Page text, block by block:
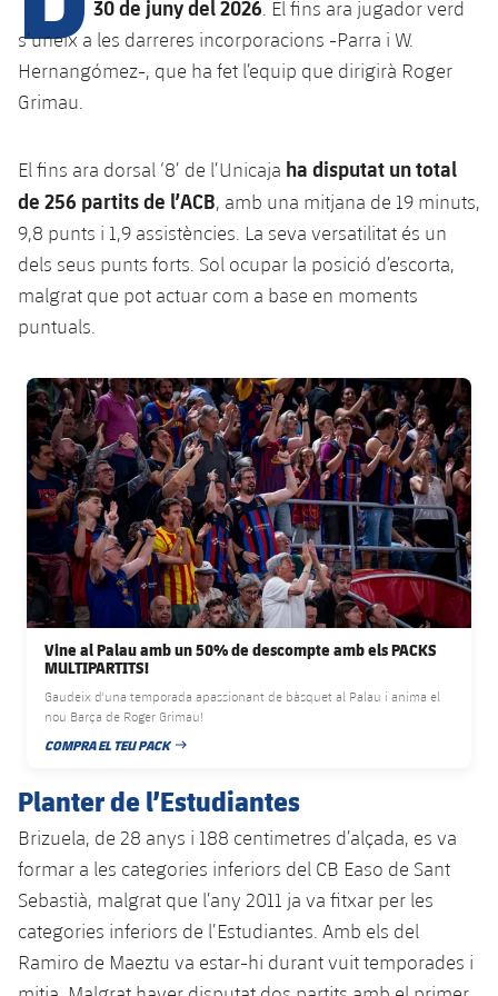
plusicon
més
Spotify Camp Nou
Estadi Johan Cruyff
Ciutat Esportiva
La Masia
plusicon
més
Serveis
Serveis Mèdics
Accessibilitat
plusicon
més
Acreditacions
Instal·lacions
SUB13
SUB11 B
SUB10 A
SUB10 B
SUB9 A
SUB9 B
SUB8 A
SUB8 B
SUB13 B
SUB11 C
Entrades
Resultats
Classificacions
Jugadors
Fotos
Història
Palmarès
Base
Barça Atlètic
Cadet A
Cadet B
Infantil A
Mini
Campus Estiu
PLUSICON
MÉS
Calendari
Entrades
Classificació
Jugadors
Fotos
Història
Palmarès
Barça Atlètic
plusicon
més
Actualitat
Calendari
Classificació
Jugadors
Fotos
plusicon
més
Actualitat
Cadet A
Cadet B
Infantil A
Infantil B
PLUSICON
MÉS
plusicon
més
Actualitat
Calendari
Entrades
Resultats
Classificació
Jugadors
Palmarès
Història
Barça Atlètic
plusicon
més
Actualitat
Calendari
Resultats
Jugadors
Classificació
Base
plusicon
més
Actualitat
Juvenil
Cadet
Infantil
Campus Verano
PLUSICON
MÉS
Primer equip
plusicon
més
Actualitat
Entrades
Resultats
Classificació
plusicon
més
Actualitat
Calendari
Resultats
Jugadors
Base
plusicon
més
Actualitat
Barça C
Junior
Campus Estiu
PLUSICON
MÉS
Informació general
30 de juny del 2026 . El fins ara jugador verd
s’uneix a les darreres incorporacions -Parra i W.
Hernangómez-, que ha fet l’equip que dirigirà Roger
Grimau.
El fins ara dorsal ‘8’ de l’Unicaja ha disputat un total
de 256 partits de l’ACB, amb una mitjana de 19 minuts,
9,8 punts i 1,9 assistències. La seva versatilitat és un
dels seus punts forts. Sol ocupar la posició d’escorta,
malgrat que pot actuar com a base en moments
puntuals.
FC Barcelona club badge
Vine al Palau amb un 50% de descompte amb els PACKS
MULTIPARTITS!
Gaudeix d'una temporada apassionant de bàsquet al Palau i anima el
nou Barça de Roger Grimau!
COMPRA EL TEU PACK
DATA DE PUBLICACIÓ
Planter de l’Estudiantes
Brizuela, de 28 anys i 188 centimetres d’alçada, es va
formar a les categories inferiors del CB Easo de Sant
Sebastià, malgrat que l’any 2011 ja va fitxar per les
categories inferiors de l’Estudiantes. Amb els del
Ramiro de Maeztu va estar-hi durant vuit temporades i